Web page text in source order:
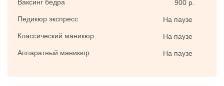
Ваксинг бедра 900 р.
Педикюр экспресс На паузе
Классический маникюр На паузе
Аппаратный маникюр На паузе